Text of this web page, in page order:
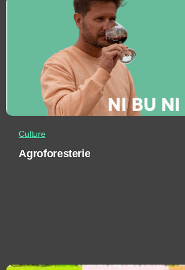
Culture
Agroforesterie